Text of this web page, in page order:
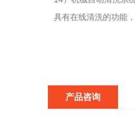
具有在线清洗的功能
产品咨询